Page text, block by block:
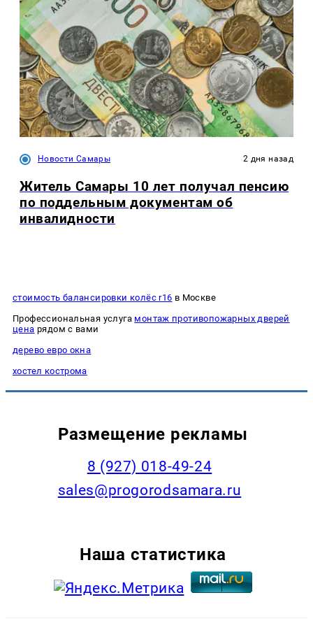
Новости Самары 2 дня назад
Житель Самары 10 лет получал пенсию
по поддельным документам об
инвалидности
стоимость балансировки колёс r16 в Москве
Профессиональная услуга монтаж противопожарных дверей
цена рядом с вами
дерево евро окна
хостел кострома
Размещение рекламы
8 (927) 018-49-24
sales@progorodsamara.ru
Наша статистика